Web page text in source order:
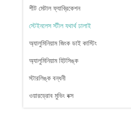
শীট মেটাল ফ্যাব্রিকেশন
স্টেইনলেস স্টীল যথার্থ ঢালাই
অ্যালুমিনিয়াম জিংক ডাই কাস্টিং
অ্যালুমিনিয়াম হিটসিঙ্ক
স্টারলিঙ্ক বন্ধনী
ওয়ারড্রোব মুভিং বক্স